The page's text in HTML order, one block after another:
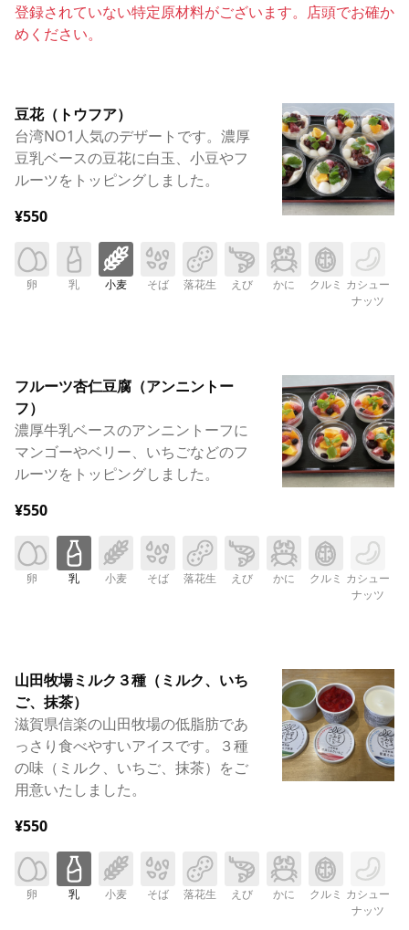
登録されていない特定原材料がございます。店頭でお確か
めください。
豆花（トウフア）
台湾NO1人気のデザートです。濃厚
豆乳ベースの豆花に白玉、小豆やフ
ルーツをトッピングしました。
¥550
卵 乳 小麦 そば 落花生 えび かに クルミ カシュー
ナッツ
フルーツ杏仁豆腐（アンニントー
フ）
濃厚牛乳ベースのアンニントーフに
マンゴーやベリー、いちごなどのフ
ルーツをトッピングしました。
¥550
卵 乳 小麦 そば 落花生 えび かに クルミ カシュー
ナッツ
山田牧場ミルク３種（ミルク、いち
ご、抹茶）
滋賀県信楽の山田牧場の低脂肪であ
っさり食べやすいアイスです。３種
の味（ミルク、いちご、抹茶）をご
用意いたしました。
¥550
卵 乳 小麦 そば 落花生 えび かに クルミ カシュー
ナッツ